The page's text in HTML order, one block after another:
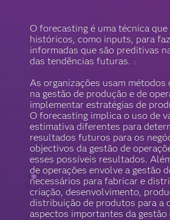
O forecasting é uma técnica
históricos, como inputs, para
informadas que são preditivas
das tendências futuras.
As organizações usam métodos
na gestão de produção e de
implementar estratégias de
O forecasting implica o uso de
estimativa diferentes para
resultados futuros para os
objectivos da gestão de
esses possíveis resultados.
de operações envolve a gestão
necessários para fabricar e
criação, desenvolvimento,
distribuição de produtos para a
aspectos importantes da gestão